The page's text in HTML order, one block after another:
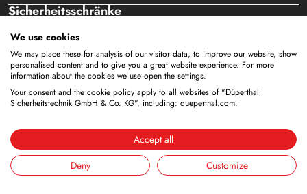
Sicherheitsschränke
Lagerung von brennbaren Flüssigkeiten
Lagerung von Batterien
Lagerung zur Versorgung
Lagerung von Druckgasflaschen
Lagerung mit integrierter Entsorgung
Kombinierte Lagerung
Lagerung in Reinräumen
Lagerung von nicht brennbaren Medien
We use cookies
We may place these for analysis of our visitor data, to improve our website, show
personalised content and to give you a great website experience. For more
information about the cookies we use open the settings.
Your consent and the cookie policy apply to all websites of "Düperthal
Sicherheitstechnik GmbH & Co. KG", including: dueperthal.com.
Accept all
Deny
Customize